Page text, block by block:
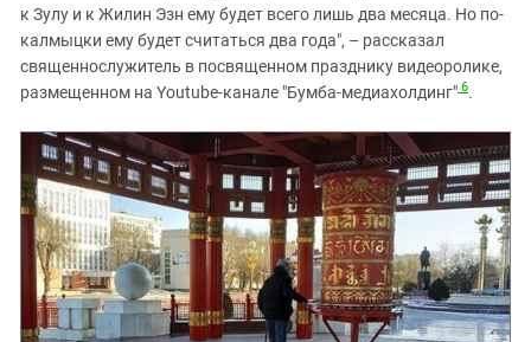
к Зулу и к Жилин Эзн ему будет всего лишь два месяца. Но по-
калмыцки ему будет считаться два года", – рассказал
священнослужитель в посвященном празднику видеоролике,
размещенном на Youtube-канале "Бумба-медиахолдинг" 6.